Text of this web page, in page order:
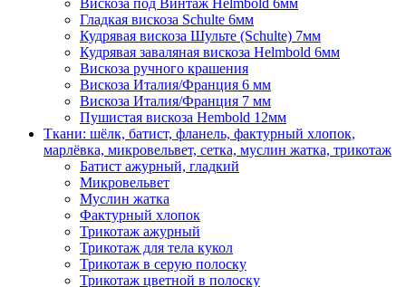
Гладкая вискоза Schulte 6мм
Кудрявая вискоза Шульте (Schulte) 7мм
Кудрявая заваляная вискоза Helmbold 6мм
Вискоза ручного крашения
Вискоза Италия/Франция 6 мм
Вискоза Италия/Франция 7 мм
Пушистая вискоза Hembold 12мм
Ткани: шёлк, батист, фланель, фактурный хлопок,
марлёвка, микровельвет, сетка, муслин жатка, трикотаж
Батист ажурный, гладкий
Микровельвет
Муслин жатка
Фактурный хлопок
Трикотаж ажурный
Трикотаж для тела кукол
Трикотаж в серую полоску
Трикотаж цветной в полоску